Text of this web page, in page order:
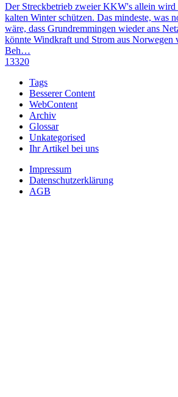
Der Streckbetrieb zweier KKW's allein wird
kalten Winter schützen. Das mindeste, was
wäre, dass Grundremmingen wieder ans
könnte Windkraft und Strom aus Norwegen
Beh…
13320
Tags
Besserer Content
WebContent
Archiv
Glossar
Unkategorised
Ihr Artikel bei uns
Impressum
Datenschutzerklärung
AGB